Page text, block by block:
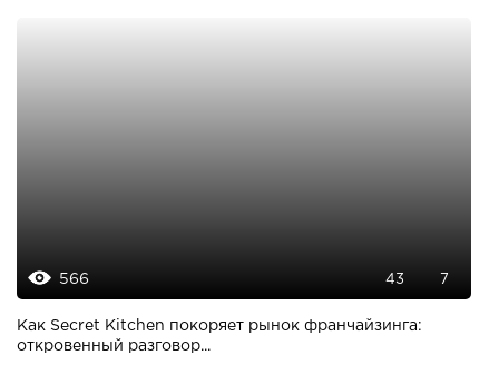
566 43 7
Как Secret Kitchen покоряет рынок франчайзинга:
откровенный разговор...